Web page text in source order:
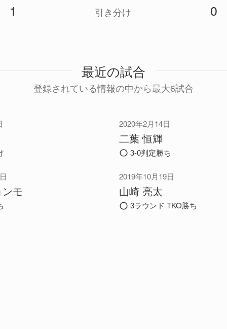
1
引き分け 0
最近の試合
登録されている情報の中から最大6試合
モ
2020年2月14日
二葉 恒輝
3-0判定勝ち
2019年10月19日
山崎 亮太
3ラウンド TKO勝ち